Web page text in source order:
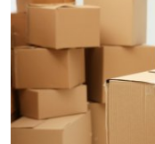
Real Estate
Press Release